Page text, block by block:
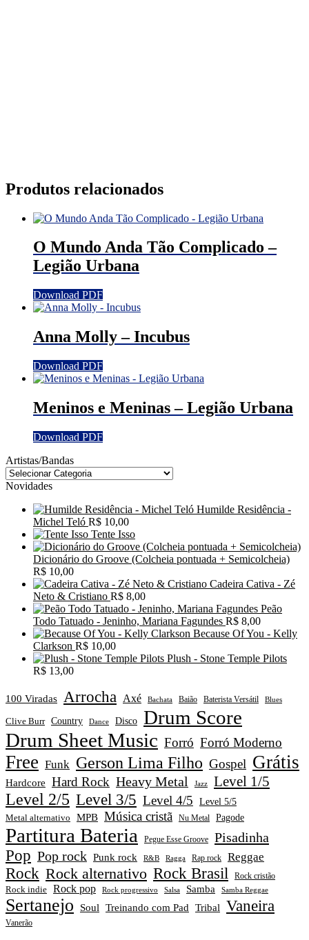
Produtos relacionados
O Mundo Anda Tão Complicado –
Legião Urbana
Download PDF
Anna Molly – Incubus
Download PDF
Meninos e Meninas – Legião Urbana
Download PDF
Artistas/Bandas
Novidades
Humilde Residência -
Michel Teló R$ 10,00
Tente Isso
Dicionário do Groove (Colcheia pontuada + Semicolcheia)
R$ 10,00
Cadeira Cativa - Zé
Neto & Cristiano R$ 8,00
Peão
Todo Tatuado - Jeninho, Mariana Fagundes R$ 8,00
Because Of You - Kelly
Clarkson R$ 10,00
Plush - Stone Temple Pilots
R$ 13,00
100 Viradas Arrocha Axé Bachata Baião Baterista Versátil Blues
Clive Burr Country Dance Disco Drum Score
Drum Sheet Music Forró Forró Moderno
Free Funk Gerson Lima Filho Gospel Grátis
Hardcore Hard Rock Heavy Metal Jazz Level 1/5
Level 2/5 Level 3/5 Level 4/5 Level 5/5
Metal alternativo MPB Música cristã Nu Metal Pagode
Partitura Bateria Pegue Esse Groove Pisadinha
Pop Pop rock Punk rock R&B Ragga Rap rock Reggae
Rock Rock alternativo Rock Brasil Rock cristão
Rock indie Rock pop Rock progressivo Salsa Samba Samba Reggae
Sertanejo Soul Treinando com Pad Tribal Vaneira
Vanerão